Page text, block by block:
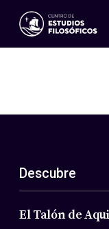
Eventos
ES
EN
Acerca de nosotros
Miembros
Descubre
El Talón de